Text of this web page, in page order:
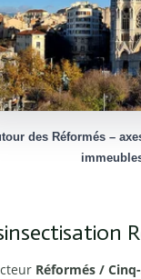
des Réformés –
Réformés /